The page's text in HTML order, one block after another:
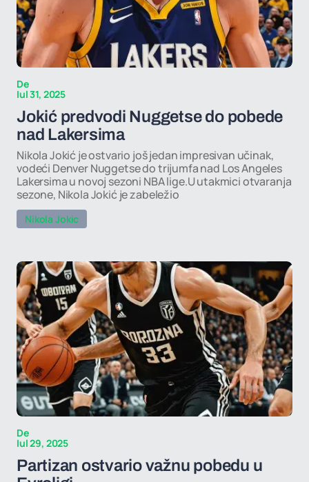
De
Iul 31, 2025
Jokić predvodi Nuggetse do pobede
nad Lakersima
Nikola Jokić je ostvario još jedan impresivan učinak,
vodeći Denver Nuggetse do trijumfa nad Los Angeles
Lakersima u novoj sezoni NBA lige.U utakmici otvaranja
sezone, Nikola Jokić je zabeležio
Nikola Jokic
De
Iul 29, 2025
Partizan ostvario važnu pobedu u